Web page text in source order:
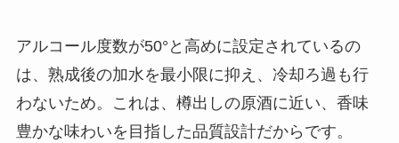
アルコール度数が50°と高めに設定されているの
は、熟成後の加水を最小限に抑え、冷却ろ過も行
わないため。これは、樽出しの原酒に近い、香味
豊かな味わいを目指した品質設計だからです。